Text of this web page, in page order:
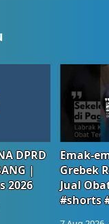
DPRD
|
2026
Emak-
Grebek
Jual
#shorts